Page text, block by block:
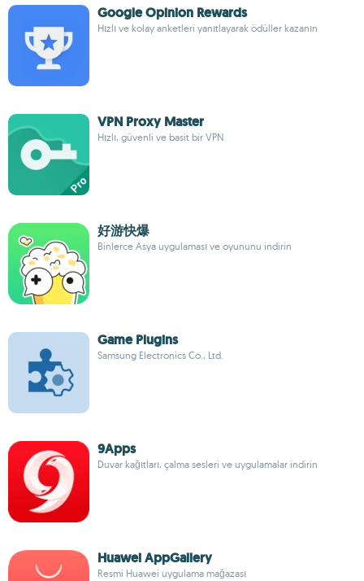
Google Opinion Rewards
Hızlı ve kolay anketleri yanıtlayarak ödüller kazanın
VPN Proxy Master
Hızlı, güvenli ve basit bir VPN
好游快爆
Binlerce Asya uygulaması ve oyununu indirin
Game Plugins
Samsung Electronics Co., Ltd.
9Apps
Duvar kağıtları, çalma sesleri ve uygulamalar indirin
Huawei AppGallery
Resmi Huawei uygulama mağazası